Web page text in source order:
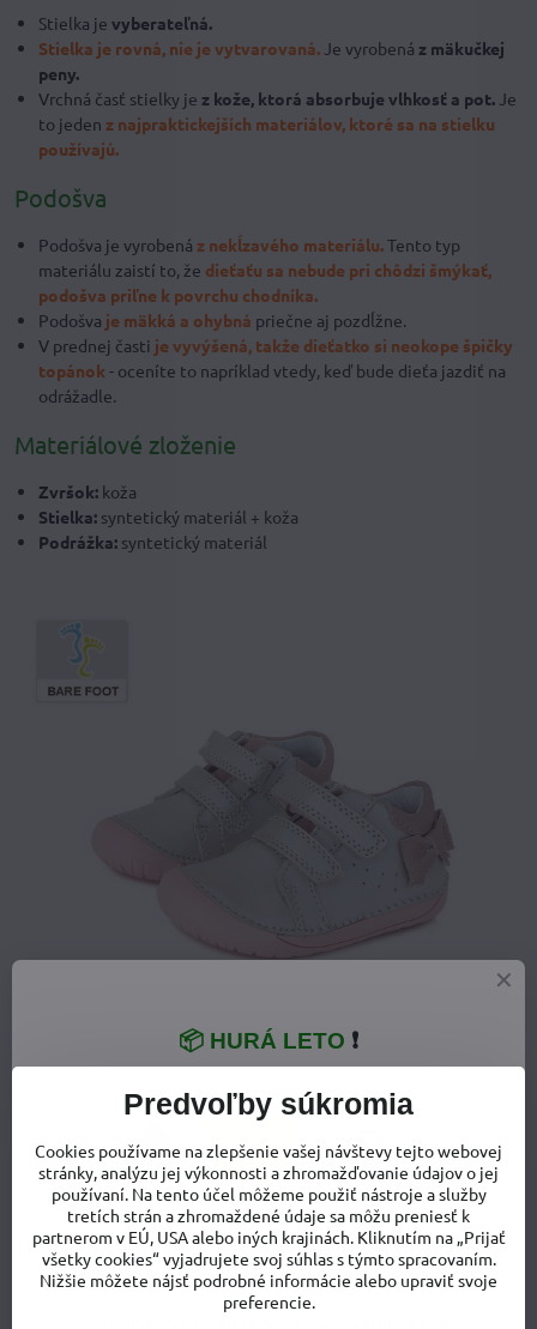
Stielka je vyberateľná.
Stielka je rovná, nie je vytvarovaná. Je vyrobená z mäkučkej
peny.
Vrchná časť stielky je z kože, ktorá absorbuje vlhkosť a pot. Je
to jeden z najpraktickejších materiálov, ktoré sa na stielku
používajú.
Podošva
Podošva je vyrobená z nekĺzavého materiálu.Tento typ
materiálu zaistí to, že dieťaťu sa nebude pri chôdzi šmýkať,
podošva priľne k povrchu chodníka.
Podošva je mäkká a ohybná priečne aj pozdĺžne.
V prednej časti je vyvýšená, takže dieťatko si neokope špičky
topánok- oceníte to napríklad vtedy, keď bude dieťa jazdiť na
odrážadle.
Materiálové zloženie
Zvršok: koža
Stielka: syntetický materiál + koža
Podrážka: syntetický materiál
Predvoľby súkromia
Cookies používame na zlepšenie vašej návštevy tejto webovej
stránky, analýzu jej výkonnosti a zhromažďovanie údajov o jej
používaní. Na tento účel môžeme použiť nástroje a služby
tretích strán a zhromaždené údaje sa môžu preniesť k
partnerom v EÚ, USA alebo iných krajinách. Kliknutím na „Prijať
všetky cookies“ vyjadrujete svoj súhlas s týmto spracovaním.
Nižšie môžete nájsť podrobné informácie alebo upraviť svoje
preferencie.
📦 HURÁ LETO ❗